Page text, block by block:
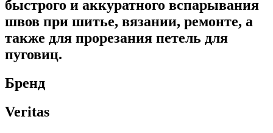
быстрого и аккуратного вспарывания
швов при шитье, вязании, ремонте, а
также для прорезания петель для
пуговиц.
Бренд
Veritas